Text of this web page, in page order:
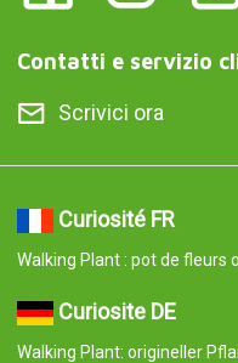
Contatti e servizio
Scrivici ora
Curiosité FR
Walking Plant : pot de fleurs
Curiosite DE
Walking Plant: origineller